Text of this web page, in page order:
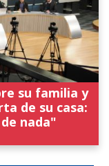
su familia y
de su casa:
nada"